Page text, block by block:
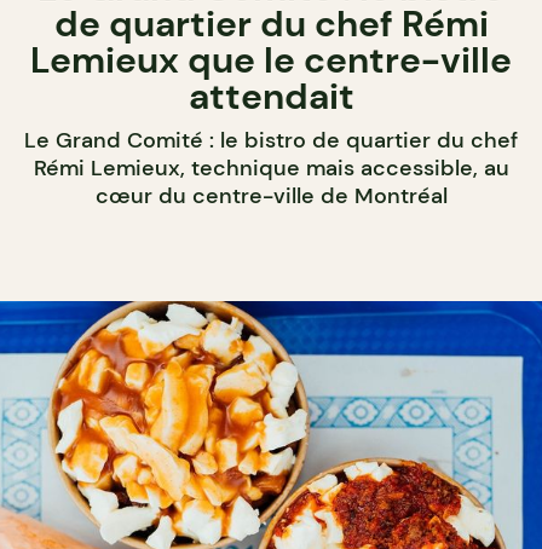
de quartier du chef Rémi
Lemieux que le centre-ville
attendait
Le Grand Comité : le bistro de quartier du chef
Rémi Lemieux, technique mais accessible, au
cœur du centre-ville de Montréal